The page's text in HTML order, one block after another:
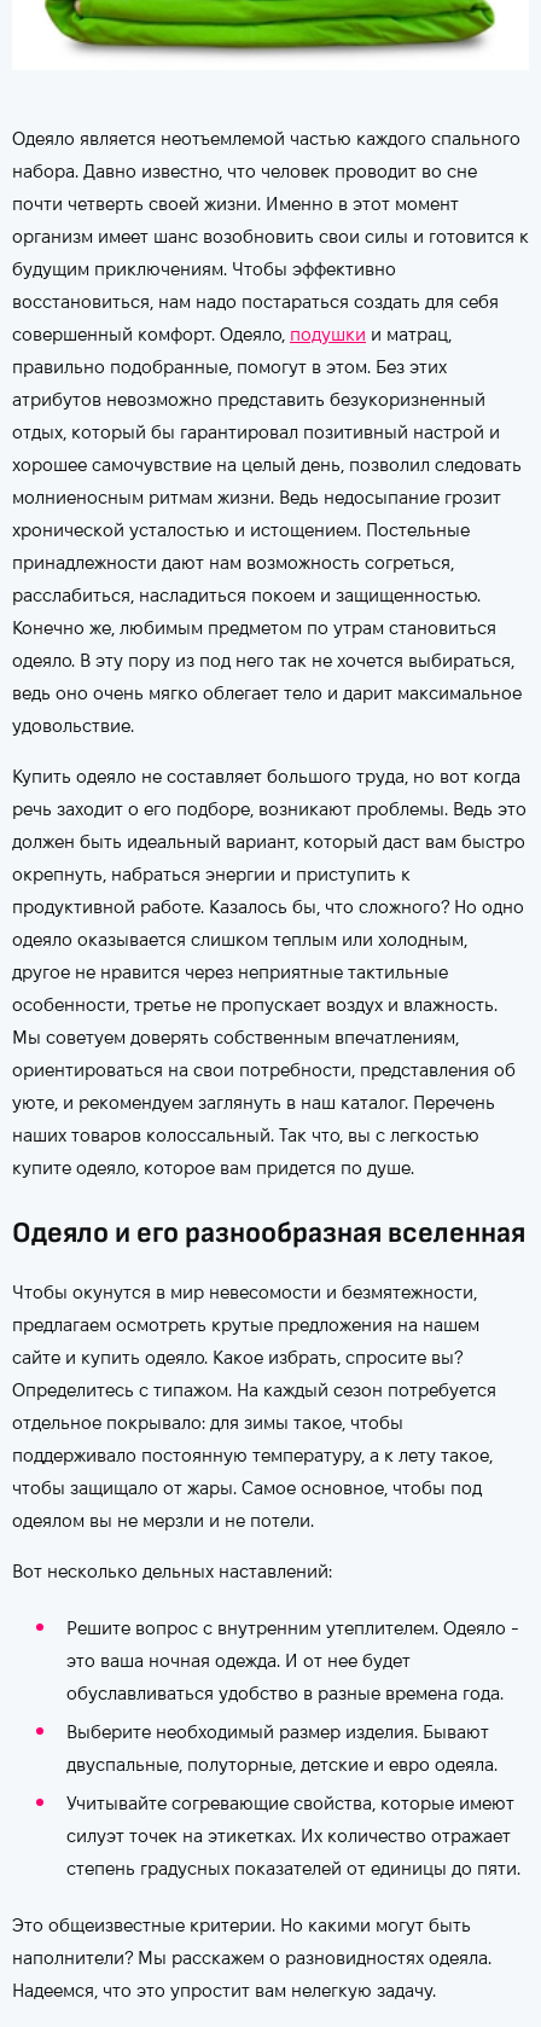
Одеяло является неотъемлемой частью каждого спального
набора. Давно известно, что человек проводит во сне
почти четверть своей жизни. Именно в этот момент
организм имеет шанс возобновить свои силы и готовится к
будущим приключениям. Чтобы эффективно
восстановиться, нам надо постараться создать для себя
совершенный комфорт. Одеяло, подушки и матрац,
правильно подобранные, помогут в этом. Без этих
атрибутов невозможно представить безукоризненный
отдых, который бы гарантировал позитивный настрой и
хорошее самочувствие на целый день, позволил следовать
молниеносным ритмам жизни. Ведь недосыпание грозит
хронической усталостью и истощением. Постельные
принадлежности дают нам возможность согреться,
расслабиться, насладиться покоем и защищенностью.
Конечно же, любимым предметом по утрам становиться
одеяло. В эту пору из под него так не хочется выбираться,
ведь оно очень мягко облегает тело и дарит максимальное
удовольствие.
Купить одеяло не составляет большого труда, но вот когда
речь заходит о его подборе, возникают проблемы. Ведь это
должен быть идеальный вариант, который даст вам быстро
окрепнуть, набраться энергии и приступить к
продуктивной работе. Казалось бы, что сложного? Но одно
одеяло оказывается слишком теплым или холодным,
другое не нравится через неприятные тактильные
особенности, третье не пропускает воздух и влажность.
Мы советуем доверять собственным впечатлениям,
ориентироваться на свои потребности, представления об
уюте, и рекомендуем заглянуть в наш каталог. Перечень
наших товаров колоссальный. Так что, вы с легкостью
купите одеяло, которое вам придется по душе.
Одеяло и его разнообразная вселенная
Чтобы окунутся в мир невесомости и безмятежности,
предлагаем осмотреть крутые предложения на нашем
сайте и купить одеяло. Какое избрать, спросите вы?
Определитесь с типажом. На каждый сезон потребуется
отдельное покрывало: для зимы такое, чтобы
поддерживало постоянную температуру, а к лету такое,
чтобы защищало от жары. Самое основное, чтобы под
одеялом вы не мерзли и не потели.
Вот несколько дельных наставлений:
Решите вопрос с внутренним утеплителем. Одеяло -
это ваша ночная одежда. И от нее будет
обуславливаться удобство в разные времена года.
Выберите необходимый размер изделия. Бывают
двуспальные, полуторные, детские и евро одеяла.
Учитывайте согревающие свойства, которые имеют
силуэт точек на этикетках. Их количество отражает
степень градусных показателей от единицы до пяти.
Это общеизвестные критерии. Но какими могут быть
наполнители? Мы расскажем о разновидностях одеяла.
Надеемся, что это упростит вам нелегкую задачу.